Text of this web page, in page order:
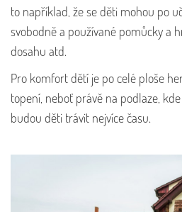
to například, že se děti mohou po
svobodně a používané pomůcky a
dosahu atd.
Pro komfort dětí je po celé ploše
topení, neboť právě na podlaze,
budou děti trávit nejvíce času.